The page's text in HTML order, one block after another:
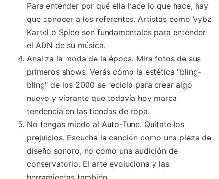
Para entender por qué ella hace lo que hace, hay
que conocer a los referentes. Artistas como Vybz
Kartel o Spice son fundamentales para entender
el ADN de su música.
Analiza la moda de la época. Mira fotos de sus
primeros shows. Verás cómo la estética "bling-
bling" de los 2000 se recicló para crear algo
nuevo y vibrante que todavía hoy marca
tendencia en las tiendas de ropa.
No tengas miedo al Auto-Tune. Quítate los
prejuicios. Escucha la canción como una pieza de
diseño sonoro, no como una audición de
conservatorio. El arte evoluciona y las
herramientas también.